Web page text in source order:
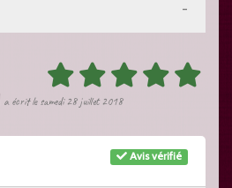
-
a écrit le samedi 28 juillet 2018
Avis vérifié